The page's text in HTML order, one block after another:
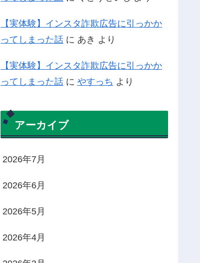
【実体験】インスタ詐欺広告に引っかか
ってしまった話 に あき より
【実体験】インスタ詐欺広告に引っかか
ってしまった話 に やすっち より
アーカイブ
2026年7月
2026年6月
2026年5月
2026年4月